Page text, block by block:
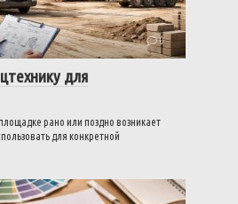
0
для
рано или поздно возникает
для конкретной